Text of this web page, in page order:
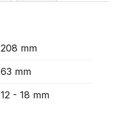
208 mm
63 mm
12 - 18 mm